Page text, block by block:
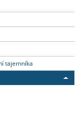
tajemníka